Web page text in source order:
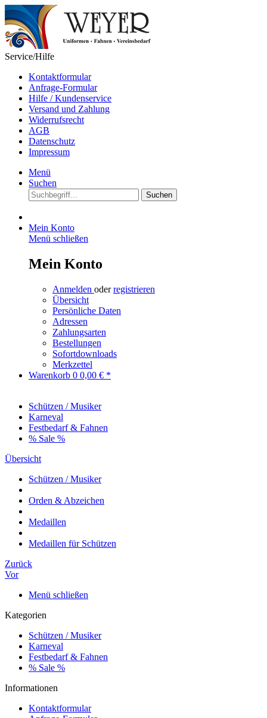
Service/Hilfe
Kontaktformular
Anfrage-Formular
Hilfe / Kundenservice
Versand und Zahlung
Widerrufsrecht
AGB
Datenschutz
Impressum
Menü
Suchen
Suchen
Mein Konto
Menü schließen
Mein Konto
Anmelden oderregistrieren
Übersicht
Persönliche Daten
Adressen
Zahlungsarten
Bestellungen
Sofortdownloads
Merkzettel
Warenkorb 0 0,00 € *
Schützen / Musiker
Karneval
Festbedarf & Fahnen
% Sale %
Übersicht
Schützen / Musiker
Orden & Abzeichen
Medaillen
Medaillen für Schützen
Zurück
Vor
Menü schließen
Kategorien
Schützen / Musiker
Karneval
Festbedarf & Fahnen
% Sale %
Informationen
Kontaktformular